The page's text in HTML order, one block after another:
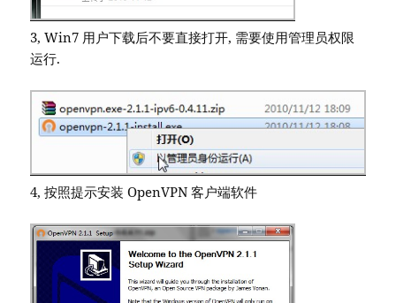
3, Win7 用户下载后不要直接打开, 需要使用管理员权限
运行.
4, 按照提示安装 OpenVPN 客户端软件